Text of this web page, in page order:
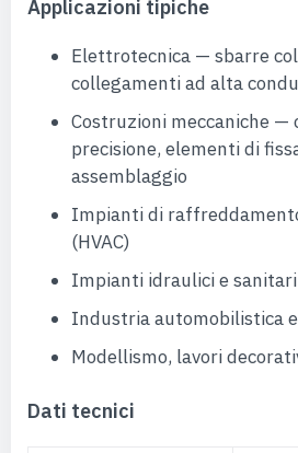
Applicazioni tipiche
Elettrotecnica — sbarre
collegamenti ad alta
Costruzioni meccaniche —
precisione, elementi di
assemblaggio
Impianti di
(HVAC)
Impianti idraulici e sanitari
Industria automobilistica
Modellismo, lavori
Dati tecnici